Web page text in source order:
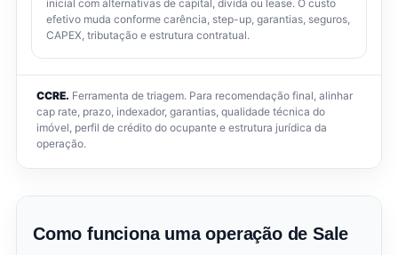
inicial com alternativas de capital, dívida ou lease. O custo
efetivo muda conforme carência, step-up, garantias, seguros,
CAPEX, tributação e estrutura contratual.
CCRE. Ferramenta de triagem. Para recomendação final, alinhar
cap rate, prazo, indexador, garantias, qualidade técnica do
imóvel, perfil de crédito do ocupante e estrutura jurídica da
operação.
Como funciona uma operação de Sale